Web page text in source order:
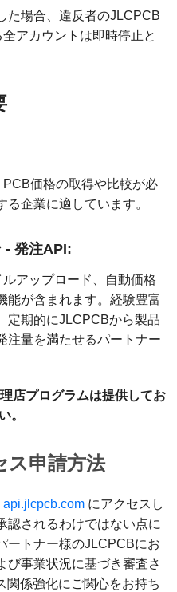
た場合、違反者のJLCPCB
アカウントは即時停止と
価格の取得や比較が必
企業に適しています。
- 発注API:
アップロード、自動価格
能が含まれます。経験豊富
定期的にJLCPCBから製品
注量を満たせるパートナー
店プログラムは提供してお
。
ス申請方法
api.jlcpcb.com にアクセスし
認されるわけではない点に
ートナー様のJLCPCBにお
び事業状況に基づき審査さ
関係強化にご関心をお持ち